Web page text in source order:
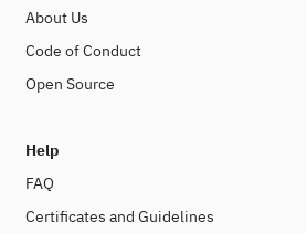
About Us
Code of Conduct
Open Source
Help
FAQ
Certificates and Guidelines